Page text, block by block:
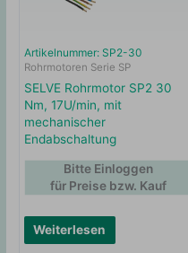
Artikelnummer: SP2-30
Rohrmotoren Serie SP
SELVE Rohrmotor SP2 30
Nm, 17U/min, mit
mechanischer
Endabschaltung
Weiterlesen
Bitte Einloggen
für Preise bzw. Kauf